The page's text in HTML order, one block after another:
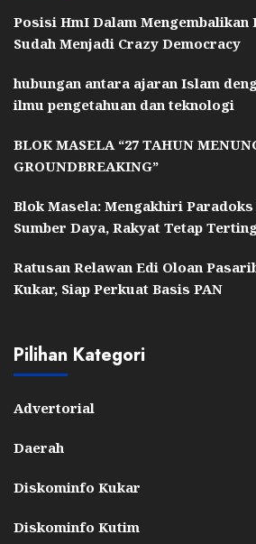
Posisi HmI Dalam Mengembalikan
Sudah Menjadi Crazy Democracy
hubungan antara ajaran Islam
ilmu pengetahuan dan teknologi
BLOK MASELA “27 TAHUN
GROUNDBREAKING”
Blok Masela: Mengakhiri Paradoks
Sumber Daya, Rakyat Tetap
Ratusan Relawan Edi Oloan
Kukar, Siap Perkuat Basis PAN
Pilihan Kategori
Advertorial
Daerah
Diskominfo Kukar
Diskominfo Kutim